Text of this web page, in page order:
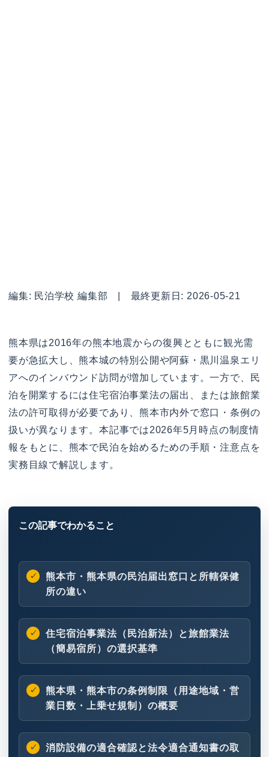
編集: 民泊学校 編集部 | 最終更新日: 2026-05-21
熊本県は2016年の熊本地震からの復興とともに観光需
要が急拡大し、熊本城の特別公開や阿蘇・黒川温泉エリ
アへのインバウンド訪問が増加しています。一方で、民
泊を開業するには住宅宿泊事業法の届出、または旅館業
法の許可取得が必要であり、熊本市内外で窓口・条例の
扱いが異なります。本記事では2026年5月時点の制度情
報をもとに、熊本で民泊を始めるための手順・注意点を
実務目線で解説します。
熊本市・熊本県の民泊届出窓口と所轄保健
所の違い
住宅宿泊事業法（民泊新法）と旅館業法
（簡易宿所）の選択基準
熊本県・熊本市の条例制限（用途地域・営
業日数・上乗せ規制）の概要
消防設備の適合確認と法令適合通知書の取